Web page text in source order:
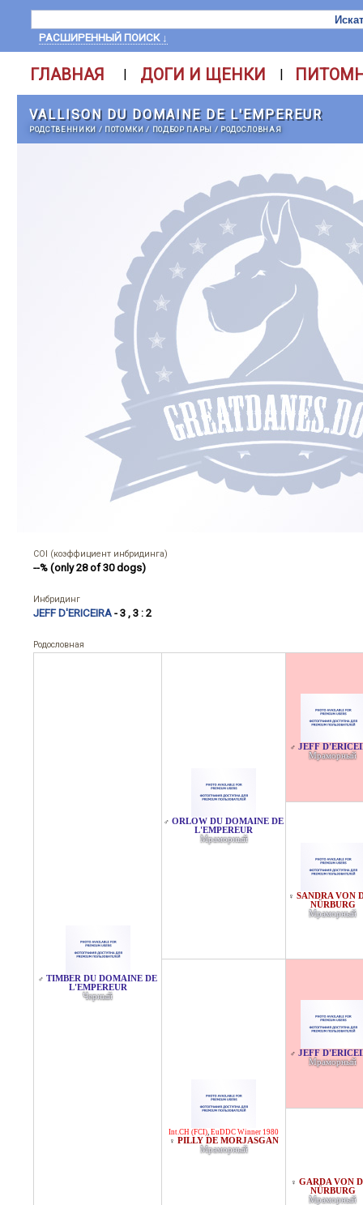
РАСШИРЕННЫЙ ПОИСК ↓
ГЛАВНАЯ | ДОГИ И ЩЕНКИ |
VALLISON DU DOMAINE DE L'EMPEREUR
РОДСТВЕННИКИ / ПОТОМКИ/ ПОДБОР ПАРЫ / РОДОСЛОВНАЯ
COI (коэффициент инбридинга)
--% (only 28 of 30 dogs)
Инбридинг
JEFF D'ERICEIRA - 3 , 3 : 2
Родословная
♂ TIMBER DU DOMAINE DE
L'EMPEREUR
Черный
♂ ORLOW DU DOMAINE DE
L'EMPEREUR
Мраморный
♂ JEFF
Мраморный
♀ SANDRA VON
NÜRBURG
Мраморный
Int.CH (FCI), EuDDC Winner 1980
♀ PILLY DE MORJASGAN
Мраморный
♂ JEFF
Мраморный
♀ GARDA VON
NÜRBURG
Мраморный